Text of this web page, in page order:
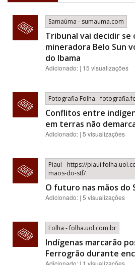
Samaúma - sumauma.com
Tribunal vai decidir se
mineradora Belo Sun
do Ibama
Adicionado: | 15 visualizações
Fotografia Folha -
Conflitos entre
em terras não
Adicionado: | 5 visualizações
Piauí - https://
maos-do-stf/
O futuro nas mãos do
Adicionado: | 5 visualizações
Folha - folha.uol.com.br
Indígenas marcarão
Ferrogrão durante
Adicionado: | 1 visualizações